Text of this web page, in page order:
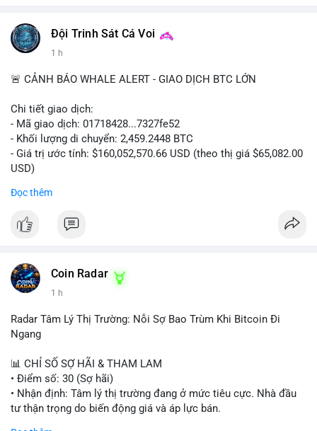
📰 Nguồn: CoinDesk
Đội Trinh Sát Cá Voi
1 h
🚨 CẢNH BÁO WHALE ALERT - GIAO DỊCH BTC LỚN
Chi tiết giao dịch:
- Mã giao dịch: 01718428...7327fe52
- Khối lượng di chuyển: 2,459.2448 BTC
- Giá trị ước tính: $160,052,570.66 USD (theo thị giá $65,082.00
USD)
Khối lượng 2,459 BTC tương đương hơn 160 triệu USD được
việc di chuyển số lượng lớn này có thể phục vụ mục đích tái
phân bổ danh mục sang ví lạnh để nắm giữ dài hạn, hoặc
Động thái này có thể tạo áp lực tâm lý ngắn hạn lên thị trường
khi nhà đầu tư nhỏ lẻ lo ngại về khả năng bán tháo. Tuy nhiên,
xu hướng trung hạn.
Lời khuyên cho nhà đầu tư nhỏ lẻ:
Hãy theo dõi sát các giao dịch tiếp theo từ địa chỉ ví nguồn để
Đọc thêm
Coin Radar
1 h
Radar Tâm Lý Thị Trường: Nỗi Sợ Bao Trùm Khi Bitcoin Đi
Ngang
📊 CHỈ SỐ SỢ HÃI & THAM LAM
• Điểm số: 30 (Sợ hãi)
• Nhận định: Tâm lý thị trường đang ở mức tiêu cực. Nhà đầu
tư thận trọng do biến động giá và áp lực bán.